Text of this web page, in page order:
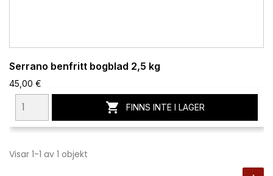
Serrano benfritt bogblad 2,5 kg
45,00 €
 FINNS INTE I LAGER
Visar 1-1 av 1 objekt